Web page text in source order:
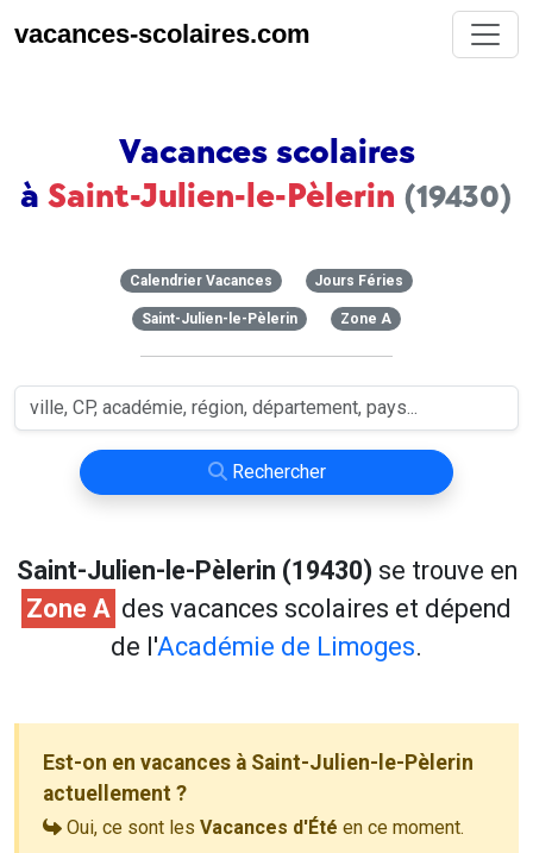
vacances-scolaires.com
Vacances scolaires
à Saint-Julien-le-Pèlerin (19430)
Calendrier Vacances Jours Féries
Saint-Julien-le-Pèlerin Zone A
Rechercher
Saint-Julien-le-Pèlerin (19430) se trouve en
Zone A des vacances scolaires et dépend
de l'Académie de Limoges.
Est-on en vacances à Saint-Julien-le-Pèlerin
actuellement ?
Oui, ce sont les Vacances d'Été en ce moment.